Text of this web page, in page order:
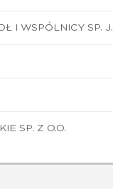
I WSPÓLNICY SP. J.
SP. Z O.O.